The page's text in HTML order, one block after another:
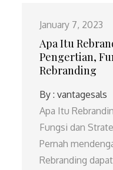
January 7, 2023
Apa Itu
Pengertian,
Rebranding
By :vantagesals
Apa Itu
Fungsi dan
Pernah
Rebranding